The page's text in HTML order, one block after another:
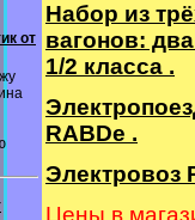
от
Набор из
вагонов:
1/2 класса .
RABDe .
Электровоз
Цены в